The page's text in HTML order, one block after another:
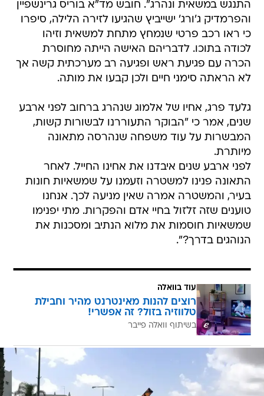
כי ראו רכב פרטי שנמחץ מתחת למשאית וזיהו
לכודה בתוכו. לדבריהם האישה הייתה מחוסרת
הכרה עם פגיעת ראש ופגיעה רב מערכתית קשה אך
לא הראתה סימני חיים ולכן קבעו את מותה.
גלעד פרג, אחיו של אלמוג שנהרג ברחוב לפני ארבע
המבשרות על עוד משפחה שנהרסה מתאונה
מיותרת.
לפני ארבע שנים איבדנו את אחינו החייל. לאחר
התאונה פנינו למשטרה וזעמנו על שמשאיות חונות
בעיר, והמשטרה אמרה שאין מניעה לכך. אנחנו
טוענים שזה זלזול בחיי אדם והפקרות. מתי יפנימו
שמשאיות חוסמות את מלוא הנתיב ומסכנות את
הנוהגים בדרך?".
רוצים להנות מאינטרנט מהיר וחבילת
טלווזיה בזול? זה אפשרי!
בשיתוף וואלה פייבר